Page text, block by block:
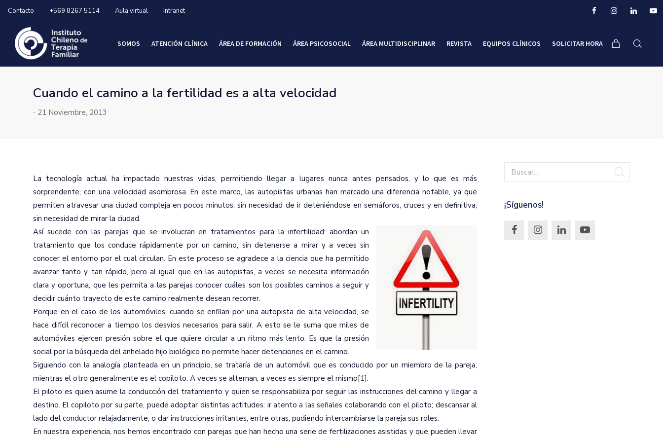
Contacto +569 8267 5114 Aula virtual Intranet
SOMOS ATENCIÓN CLÍNICA ÁREA DE FORMACIÓN ÁREA PSICOSOCIAL ÁREA MULTIDISCIPLINAR REVISTA EQUIPOS CLÍNICOS SOLICITAR HORA
Cuando el camino a la fertilidad es a alta velocidad
- 21 Noviembre, 2013
La tecnología actual ha impactado nuestras vidas, permitiendo llegar a lugares nunca antes pensados, y lo que es más
sorprendente, con una velocidad asombrosa. En este marco, las autopistas urbanas han marcado una diferencia notable, ya que
permiten atravesar una ciudad compleja en pocos minutos, sin necesidad de ir deteniéndose en semáforos, cruces y en definitiva,
sin necesidad de mirar la ciudad.
Así sucede con las parejas que se involucran en tratamientos para la infertilidad: abordan un
tratamiento que los conduce rápidamente por un camino, sin detenerse a mirar y a veces sin
conocer el entorno por el cual circulan. En este proceso se agradece a la ciencia que ha permitido
avanzar tanto y tan rápido, pero al igual que en las autopistas, a veces se necesita información
clara y oportuna, que les permita a las parejas conocer cuáles son los posibles caminos a seguir y
decidir cuánto trayecto de este camino realmente desean recorrer.
Porque en el caso de los automóviles, cuando se enfilan por una autopista de alta velocidad, se
hace difícil reconocer a tiempo los desvíos necesarios para salir. A esto se le suma que miles de
automóviles ejercen presión sobre el que quiere circular a un ritmo más lento. Es que la presión
social por la búsqueda del anhelado hijo biológico no permite hacer detenciones en el camino.
Siguiendo con la analogía planteada en un principio, se trataría de un automóvil que es conducido por un miembro de la pareja,
mientras el otro generalmente es el copiloto. A veces se alternan, a veces es siempre el mismo[1].
El piloto es quien asume la conducción del tratamiento y quien se responsabiliza por seguir las instrucciones del camino y llegar a
destino. El copiloto por su parte, puede adoptar distintas actitudes: ir atento a las señales colaborando con el piloto; descansar al
lado del conductor relajadamente; o dar instrucciones irritantes, entre otras, pudiendo intercambiarse la pareja sus roles.
En nuestra experiencia, nos hemos encontrado con parejas que han hecho una serie de fertilizaciones asistidas y que pueden llevar
¡Síguenos!